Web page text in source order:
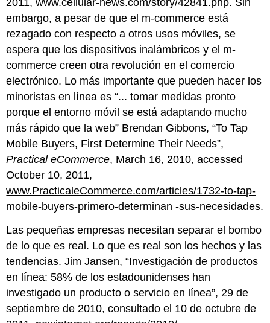
embargo, a pesar de que el m-commerce está
rezagado con respecto a otros usos móviles, se
espera que los dispositivos inalámbricos y el m-
commerce creen otra revolución en el comercio
electrónico. Lo más importante que pueden hacer los
minoristas en línea es “... tomar medidas pronto
porque el entorno móvil se está adaptando mucho
más rápido que la web” Brendan Gibbons, “To Tap
Mobile Buyers, First Determine Their Needs”,
Practical eCommerce, March 16, 2010, accessed
October 10, 2011,
www.PracticaleCommerce.com/articles/1732-to-tap-
mobile-buyers-primero-determinan -sus-necesidades.
Las pequeñas empresas necesitan separar el bombo
de lo que es real. Lo que es real son los hechos y las
tendencias. Jim Jansen, “Investigación de productos
en línea: 58% de los estadounidenses han
investigado un producto o servicio en línea”, 29 de
septiembre de 2010, consultado el 10 de octubre de